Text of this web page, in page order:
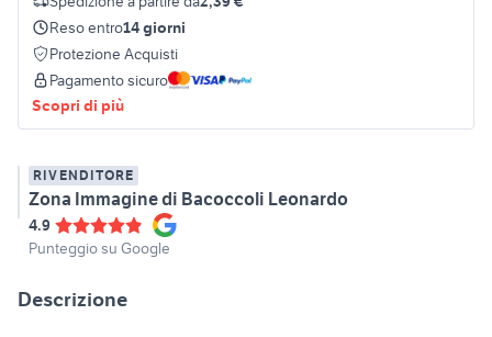
Reso entro14 giorni
Protezione Acquisti
Pagamento sicuro
Scopri di più
RIVENDITORE
Zona Immagine di Bacoccoli Leonardo
4.9
Punteggio su Google
Descrizione